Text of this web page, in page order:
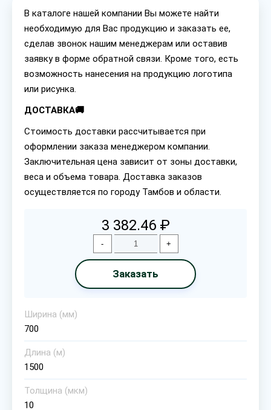
В каталоге нашей компании Вы можете найти
необходимую для Вас продукцию и заказать ее,
сделав звонок нашим менеджерам или оставив
заявку в форме обратной связи. Кроме того, есть
возможность нанесения на продукцию логотипа
или рисунка.
ДОСТАВКА🚚
Стоимость доставки рассчитывается при
оформлении заказа менеджером компании.
Заключительная цена зависит от зоны доставки,
веса и объема товара. Доставка заказов
осуществляется по городу Тамбов и области.
3 382.46 ₽
- +
Заказать
Ширина (мм)
700
Длина (м)
1500
Толщина (мкм)
10